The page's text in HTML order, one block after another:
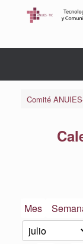
Comité
Mes
Mes
Día
Año